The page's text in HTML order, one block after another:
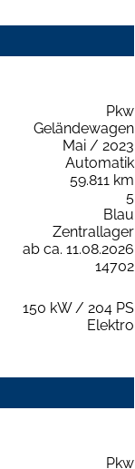
Pkw
Geländewagen
Mai / 2023
Automatik
59.811 km
5
Blau
Zentrallager
ab ca. 11.08.2026
14702
150 kW / 204 PS
Elektro
Pkw